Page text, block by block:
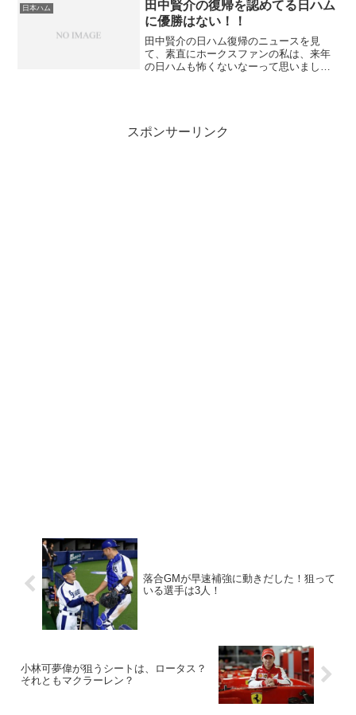
日本ハム
田中賢介の復帰を認めてる日ハム
に優勝はない！！
田中賢介の日ハム復帰のニュースを見
て、素直にホークスファンの私は、来年
の日ハムも怖くないなーって思いまし
スポンサーリンク
落合GMが早速補強に動きだした！狙って
いる選手は3人！
小林可夢偉が狙うシートは、ロータス？
それともマクラーレン？